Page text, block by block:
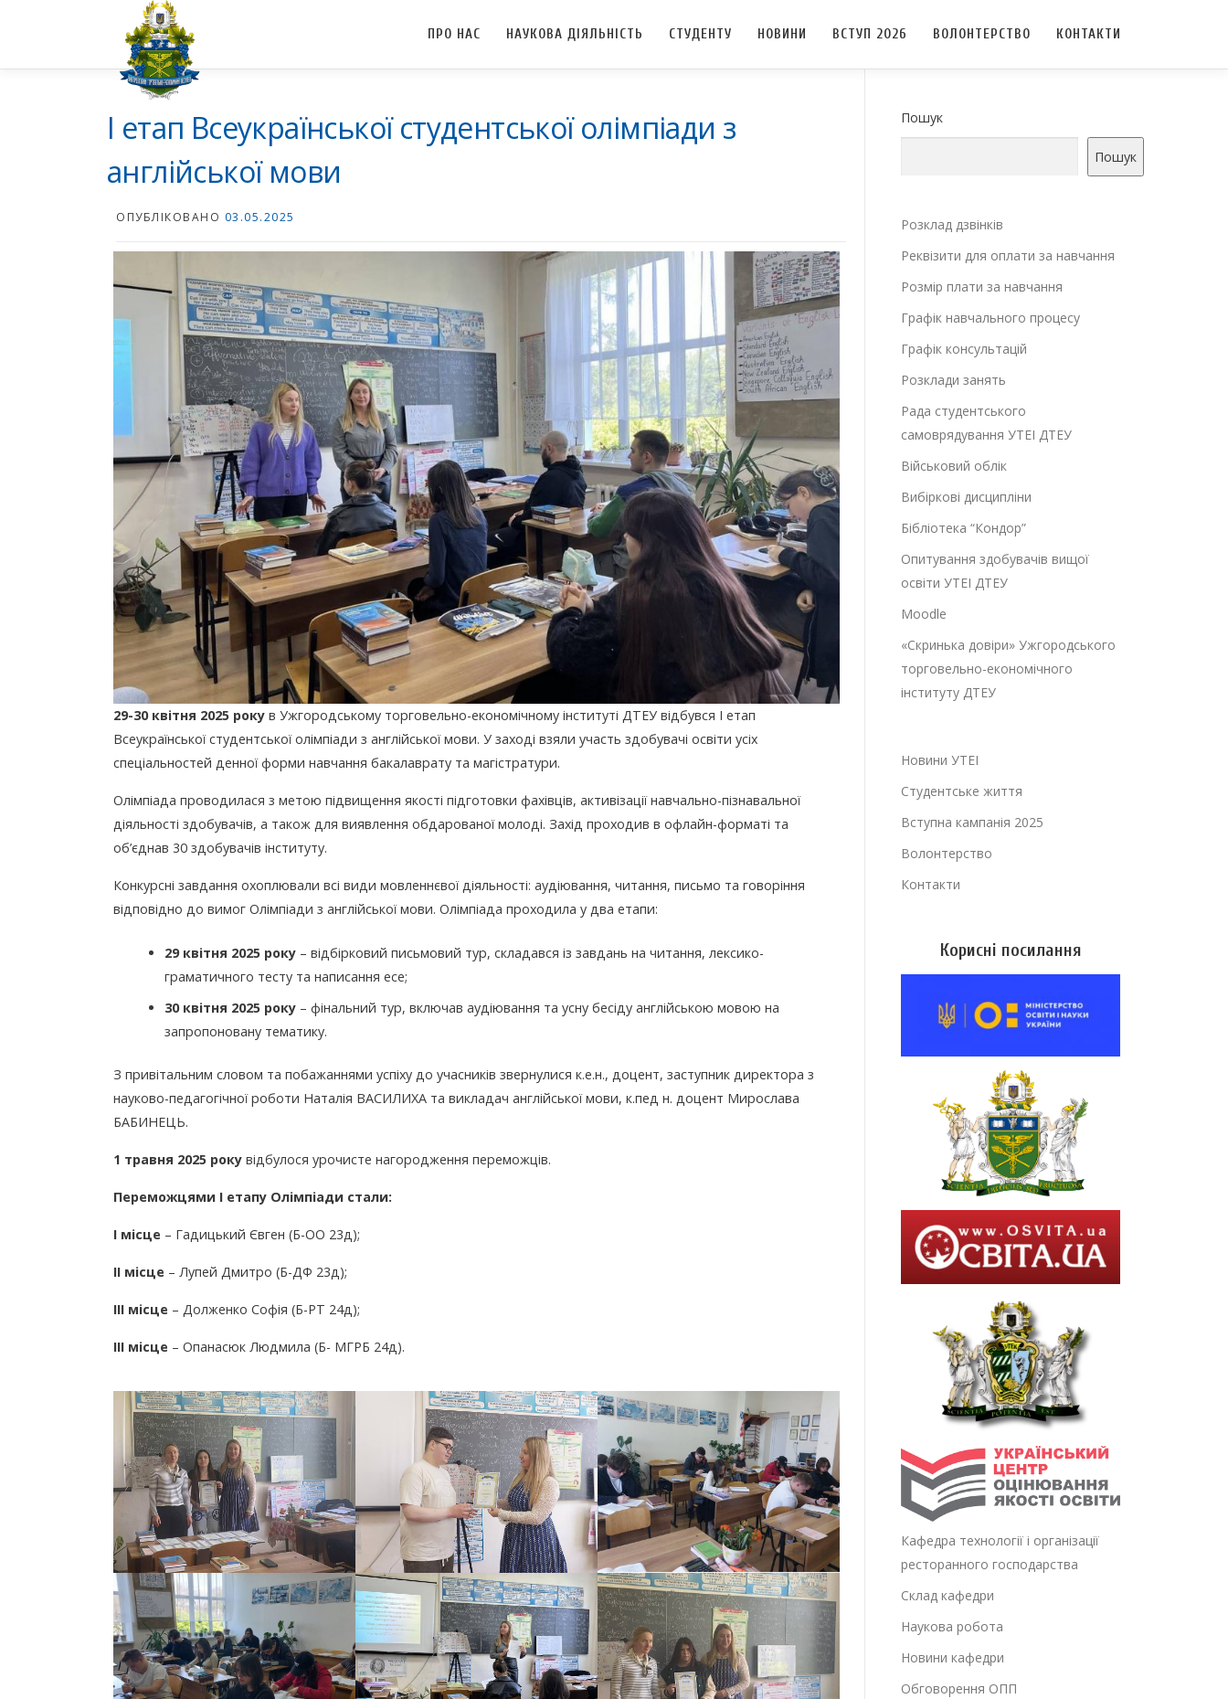
ПРО НАС НАУКОВА ДІЯЛЬНІСТЬ СТУДЕНТУ НОВИНИ ВСТУП 2026 ВОЛОНТЕРСТВО КОНТАКТИ
I етап Всеукраїнської студентської олімпіади з
англійської мови
ОПУБЛІКОВАНО 03.05.2025
29-30 квітня 2025 року в Ужгородському торговельно-економічному інституті ДТЕУ відбувся І етап
Всеукраїнської студентської олімпіади з англійської мови. У заході взяли участь здобувачі освіти усіх
спеціальностей денної форми навчання бакалаврату та магістратури.
Олімпіада проводилася з метою підвищення якості підготовки фахівців, активізації навчально-пізнавальної
діяльності здобувачів, а також для виявлення обдарованої молоді. Захід проходив в офлайн-форматі та
об’єднав 30 здобувачів інституту.
Конкурсні завдання охоплювали всі види мовленнєвої діяльності: аудіювання, читання, письмо та говоріння
відповідно до вимог Олімпіади з англійської мови. Олімпіада проходила у два етапи:
29 квітня 2025 року– відбірковий письмовий тур, складався із завдань на читання, лексико-
граматичного тесту та написання есе;
30 квітня 2025 року– фінальний тур, включав аудіювання та усну бесіду англійською мовою на
запропоновану тематику.
З привітальним словом та побажаннями успіху до учасників звернулися к.е.н., доцент, заступник директора з
науково-педагогічної роботи Наталія ВАСИЛИХА та викладач англійської мови, к.пед н. доцент Мирослава
БАБИНЕЦЬ.
1 травня 2025 року відбулося урочисте нагородження переможців.
Переможцями І етапу Олімпіади стали:
І місце – Гадицький Євген (Б-ОО 23д);
ІІ місце – Лупей Дмитро (Б-ДФ 23д);
ІІІ місце – Долженко Софія (Б-РТ 24д);
ІІІ місце – Опанасюк Людмила (Б- МГРБ 24д).
Пошук
Пошук
Розклад дзвінків
Реквізити для оплати за навчання
Розмір плати за навчання
Графік навчального процесу
Графік консультацій
Розклади занять
Рада студентського
самоврядування УТЕІ ДТЕУ
Військовий облік
Вибіркові дисципліни
Бібліотека “Кондор”
Опитування здобувачів вищої
освіти УТЕІ ДТЕУ
Moodle
«Скринька довіри» Ужгородського
торговельно-економічного
інституту ДТЕУ
Новини УТЕІ
Студентське життя
Вступна кампанія 2025
Волонтерство
Контакти
Корисні посилання
Кафедра технології і організації
ресторанного господарства
Склад кафедри
Наукова робота
Новини кафедри
Обговорення ОПП